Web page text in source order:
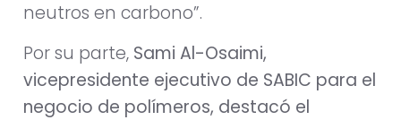
neutros en carbono”.
Por su parte, Sami Al-Osaimi,
vicepresidente ejecutivo de SABIC para el
negocio de polímeros, destacó el